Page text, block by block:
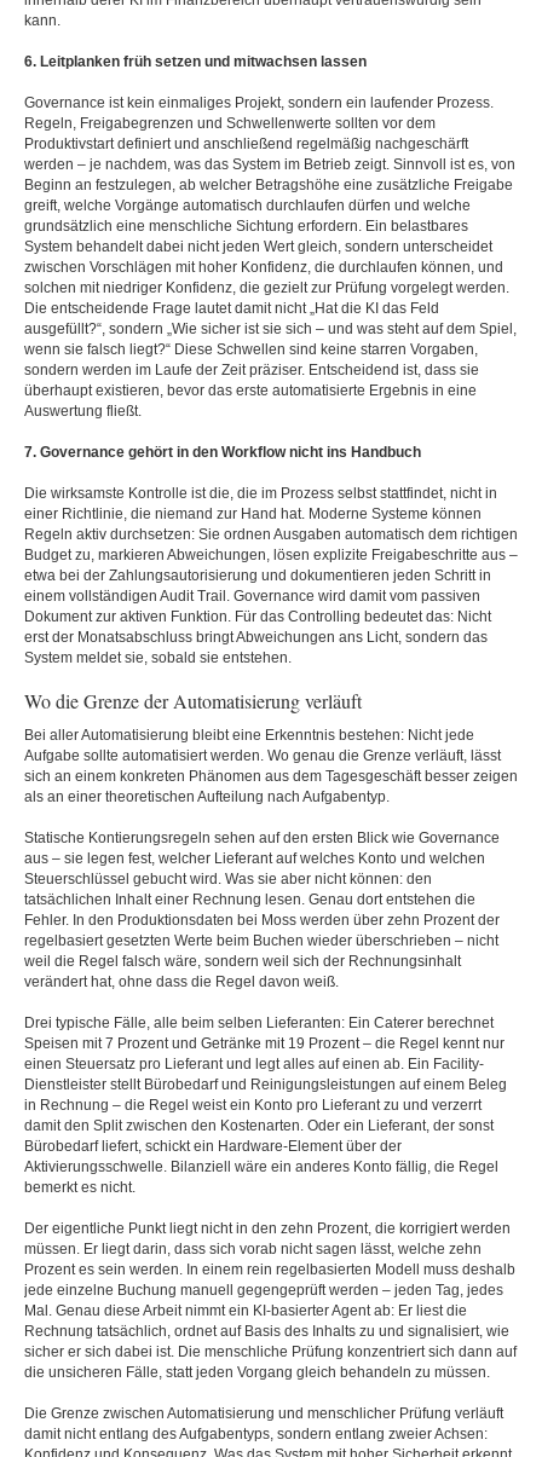
kann.
6. Leitplanken früh setzen und mitwachsen lassen
Governance ist kein einmaliges Projekt, sondern ein laufender Prozess.
Regeln, Freigabegrenzen und Schwellenwerte sollten vor dem
Produktivstart definiert und anschließend regelmäßig nachgeschärft
werden – je nachdem, was das System im Betrieb zeigt. Sinnvoll ist es, von
Beginn an festzulegen, ab welcher Betragshöhe eine zusätzliche Freigabe
greift, welche Vorgänge automatisch durchlaufen dürfen und welche
grundsätzlich eine menschliche Sichtung erfordern. Ein belastbares
System behandelt dabei nicht jeden Wert gleich, sondern unterscheidet
zwischen Vorschlägen mit hoher Konfidenz, die durchlaufen können, und
solchen mit niedriger Konfidenz, die gezielt zur Prüfung vorgelegt werden.
Die entscheidende Frage lautet damit nicht „Hat die KI das Feld
ausgefüllt?“, sondern „Wie sicher ist sie sich – und was steht auf dem Spiel,
wenn sie falsch liegt?“ Diese Schwellen sind keine starren Vorgaben,
sondern werden im Laufe der Zeit präziser. Entscheidend ist, dass sie
überhaupt existieren, bevor das erste automatisierte Ergebnis in eine
Auswertung fließt.
7. Governance gehört in den Workflow nicht ins Handbuch
Die wirksamste Kontrolle ist die, die im Prozess selbst stattfindet, nicht in
einer Richtlinie, die niemand zur Hand hat. Moderne Systeme können
Regeln aktiv durchsetzen: Sie ordnen Ausgaben automatisch dem richtigen
Budget zu, markieren Abweichungen, lösen explizite Freigabeschritte aus –
etwa bei der Zahlungsautorisierung und dokumentieren jeden Schritt in
einem vollständigen Audit Trail. Governance wird damit vom passiven
Dokument zur aktiven Funktion. Für das Controlling bedeutet das: Nicht
erst der Monatsabschluss bringt Abweichungen ans Licht, sondern das
System meldet sie, sobald sie entstehen.
Wo die Grenze der Automatisierung verläuft
Bei aller Automatisierung bleibt eine Erkenntnis bestehen: Nicht jede
Aufgabe sollte automatisiert werden. Wo genau die Grenze verläuft, lässt
sich an einem konkreten Phänomen aus dem Tagesgeschäft besser zeigen
als an einer theoretischen Aufteilung nach Aufgabentyp.
Statische Kontierungsregeln sehen auf den ersten Blick wie Governance
aus – sie legen fest, welcher Lieferant auf welches Konto und welchen
Steuerschlüssel gebucht wird. Was sie aber nicht können: den
tatsächlichen Inhalt einer Rechnung lesen. Genau dort entstehen die
Fehler. In den Produktionsdaten bei Moss werden über zehn Prozent der
regelbasiert gesetzten Werte beim Buchen wieder überschrieben – nicht
weil die Regel falsch wäre, sondern weil sich der Rechnungsinhalt
verändert hat, ohne dass die Regel davon weiß.
Drei typische Fälle, alle beim selben Lieferanten: Ein Caterer berechnet
Speisen mit 7 Prozent und Getränke mit 19 Prozent – die Regel kennt nur
einen Steuersatz pro Lieferant und legt alles auf einen ab. Ein Facility-
Dienstleister stellt Bürobedarf und Reinigungsleistungen auf einem Beleg
in Rechnung – die Regel weist ein Konto pro Lieferant zu und verzerrt
damit den Split zwischen den Kostenarten. Oder ein Lieferant, der sonst
Bürobedarf liefert, schickt ein Hardware-Element über der
Aktivierungsschwelle. Bilanziell wäre ein anderes Konto fällig, die Regel
bemerkt es nicht.
Der eigentliche Punkt liegt nicht in den zehn Prozent, die korrigiert werden
müssen. Er liegt darin, dass sich vorab nicht sagen lässt, welche zehn
Prozent es sein werden. In einem rein regelbasierten Modell muss deshalb
jede einzelne Buchung manuell gegengeprüft werden – jeden Tag, jedes
Mal. Genau diese Arbeit nimmt ein KI-basierter Agent ab: Er liest die
Rechnung tatsächlich, ordnet auf Basis des Inhalts zu und signalisiert, wie
sicher er sich dabei ist. Die menschliche Prüfung konzentriert sich dann auf
die unsicheren Fälle, statt jeden Vorgang gleich behandeln zu müssen.
Die Grenze zwischen Automatisierung und menschlicher Prüfung verläuft
damit nicht entlang des Aufgabentyps, sondern entlang zweier Achsen: